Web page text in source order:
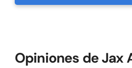
Opiniones de Jax